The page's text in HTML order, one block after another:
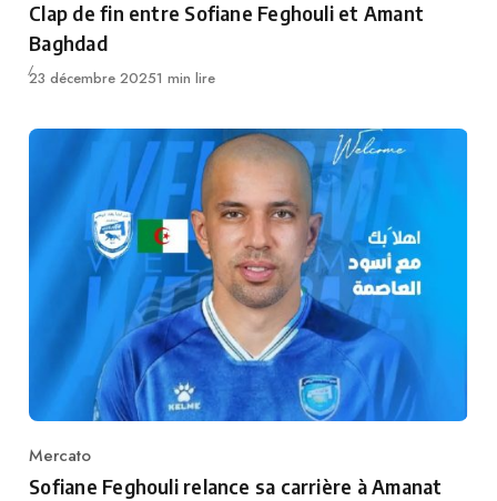
Clap de fin entre Sofiane Feghouli et Amant
Baghdad
Publié
23 décembre 20251 min lire
Category
Mercato
Sofiane Feghouli relance sa carrière à Amanat